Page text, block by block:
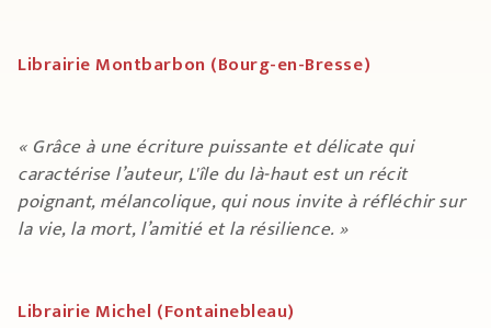
Librairie Montbarbon (Bourg-en-Bresse)
« Grâce à une écriture puissante et délicate qui
caractérise l’auteur, L'île du là-haut est un récit
poignant, mélancolique, qui nous invite à réfléchir sur
la vie, la mort, l’amitié et la résilience. »
Librairie Michel (Fontainebleau)